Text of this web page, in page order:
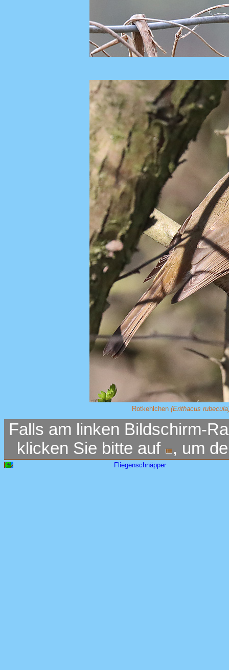
Rotkehlchen (Erithacus
Falls am linken Bildschirm-
klicken Sie bitte auf
, um
Fliegenschnäpper